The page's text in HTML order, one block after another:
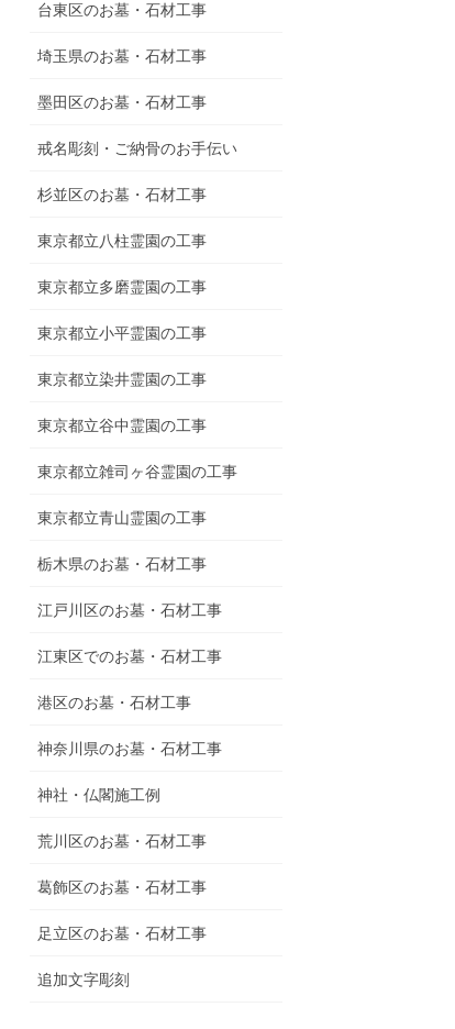
台東区のお墓・石材工事
埼玉県のお墓・石材工事
墨田区のお墓・石材工事
戒名彫刻・ご納骨のお手伝い
杉並区のお墓・石材工事
東京都立八柱霊園の工事
東京都立多磨霊園の工事
東京都立小平霊園の工事
東京都立染井霊園の工事
東京都立谷中霊園の工事
東京都立雑司ヶ谷霊園の工事
東京都立青山霊園の工事
栃木県のお墓・石材工事
江戸川区のお墓・石材工事
江東区でのお墓・石材工事
港区のお墓・石材工事
神奈川県のお墓・石材工事
神社・仏閣施工例
荒川区のお墓・石材工事
葛飾区のお墓・石材工事
足立区のお墓・石材工事
追加文字彫刻